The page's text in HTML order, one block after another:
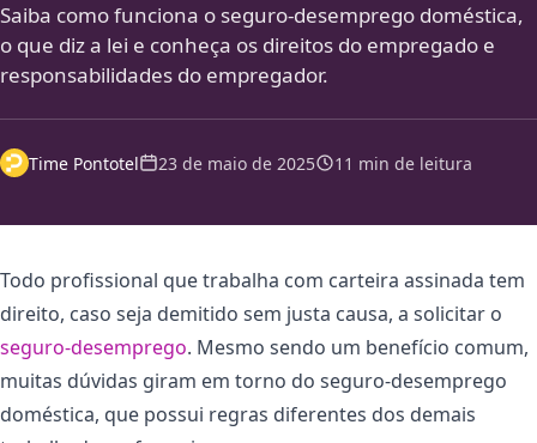
Saiba como funciona o seguro-desemprego doméstica,
o que diz a lei e conheça os direitos do empregado e
responsabilidades do empregador.
Time Pontotel 23 de maio de 2025 11 min de leitura
Todo profissional que trabalha com carteira assinada tem
direito, caso seja demitido sem justa causa, a solicitar o
seguro-desemprego. Mesmo sendo um benefício comum,
muitas dúvidas giram em torno do seguro-desemprego
doméstica, que possui regras diferentes dos demais